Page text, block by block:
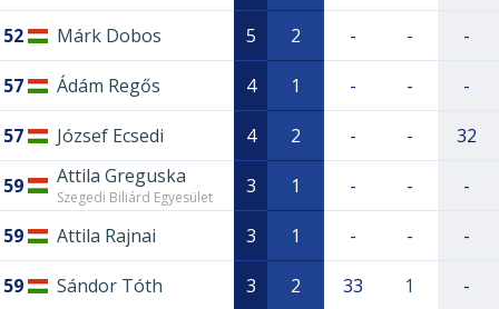
52 Márk Dobos 5 2 - - -
57 Ádám Regős 4 1 - - -
57 József Ecsedi 4 2 - - 32
59 Attila Greguska
Szegedi Biliárd Egyesület 3 1 - - -
59 Attila Rajnai 3 1 - - -
59 Sándor Tóth 3 2 33 1 -